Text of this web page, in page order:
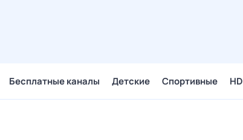
Бесплатные каналы Детские Спортивные HD